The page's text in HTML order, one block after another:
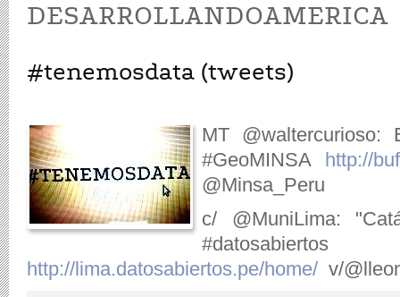
DESARROLLANDOAMERICA
#tenemosdata (tweets)
MT @waltercurioso:
#GeoMINSA http://
@Minsa_Peru
c/ @MuniLima:
http://lima.datosabiertos.pe/home/ v/